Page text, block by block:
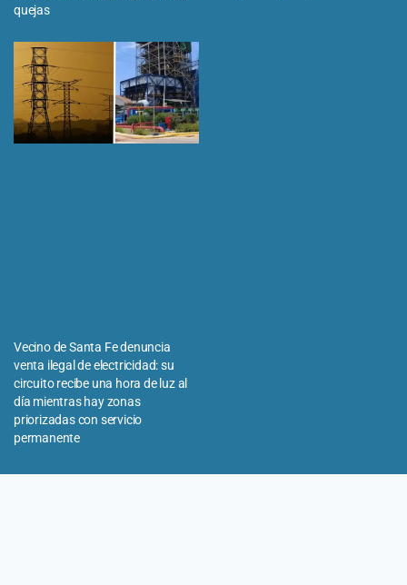
quejas
Vecino de Santa Fe denuncia
venta ilegal de electricidad: su
circuito recibe una hora de luz al
día mientras hay zonas
priorizadas con servicio
permanente